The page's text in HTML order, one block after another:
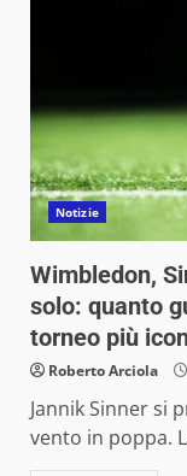
Notizie
Wimbledon,
solo: quanto
torneo più
Roberto Arciola
Jannik Sinner si
vento in poppa.